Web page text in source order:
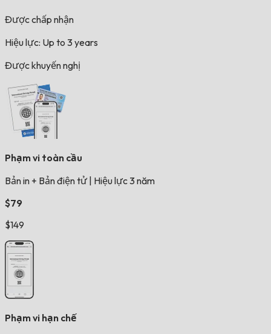
Được chấp nhận
Hiệu lực: Up to 3 years
Được khuyến nghị
Phạm vi toàn cầu
Bản in + Bản điện tử Hiệu lực 3 năm
$79
$149
Phạm vi hạn chế